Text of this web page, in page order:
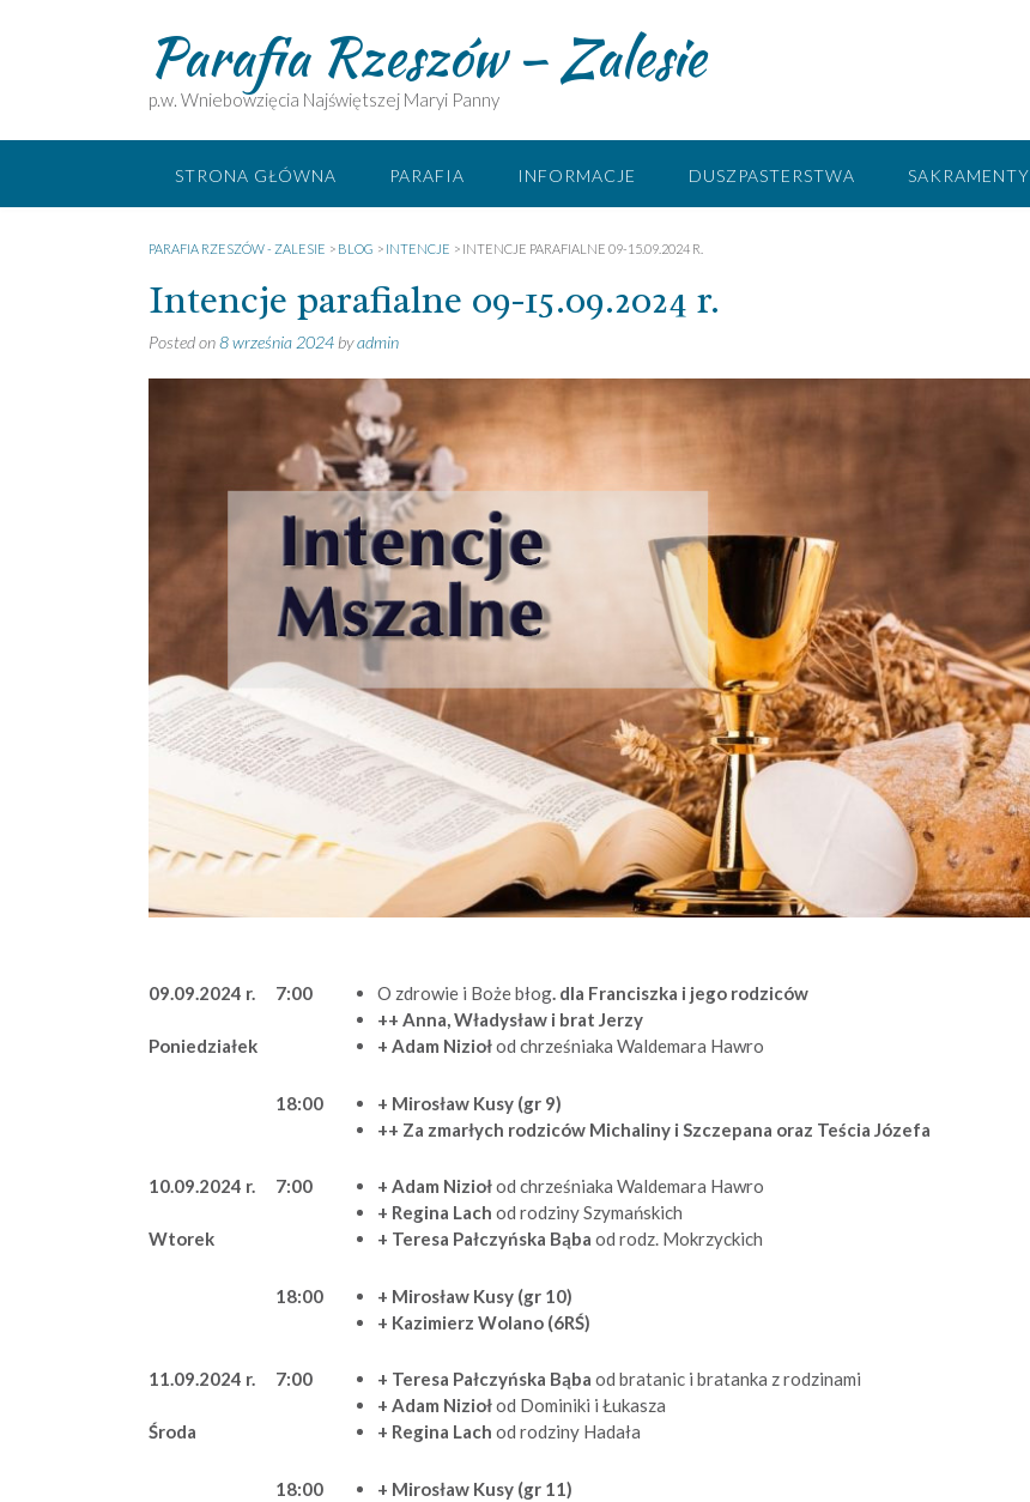
Parafia Rzeszów – Zalesie
p.w. Wniebowzięcia Najświętszej Maryi Panny
STRONA GŁÓWNA PARAFIA INFORMACJE DUSZPASTERSTWA SAKRAMENTY
PARAFIA RZESZÓW - ZALESIE > BLOG > INTENCJE > INTENCJE PARAFIALNE 09-15.09.2024 R.
Intencje parafialne 09-15.09.2024 r.
Posted on8 września 2024 byadmin
09.09.2024 r.
Poniedziałek
7:00 O zdrowie i Boże błog. dla Franciszka i jego rodziców
++ Anna, Władysław i brat Jerzy
+ Adam Niziołod chrześniaka Waldemara Hawro
18:00
+ Mirosław Kusy (gr 9)
++ Za zmarłych rodziców Michaliny i Szczepana oraz Teścia Józefa
10.09.2024 r.
Wtorek
7:00 + Adam Niziołod chrześniaka Waldemara Hawro
+ Regina Lach od rodziny Szymańskich
+ Teresa Pałczyńska Bąba od rodz. Mokrzyckich
18:00
+ Mirosław Kusy (gr 10)
+ Kazimierz Wolano (6RŚ)
11.09.2024 r.
Środa
7:00 + Teresa Pałczyńska Bąba od bratanic i bratanka z rodzinami
+ Adam Niziołod Dominiki i Łukasza
+ Regina Lach od rodziny Hadała
18:00
+ Mirosław Kusy (gr 11)